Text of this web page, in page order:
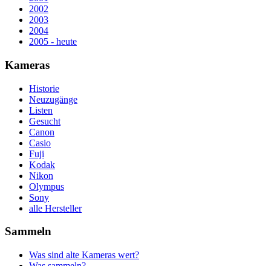
2002
2003
2004
2005 - heute
Kameras
Historie
Neuzugänge
Listen
Gesucht
Canon
Casio
Fuji
Kodak
Nikon
Olympus
Sony
alle Hersteller
Sammeln
Was sind alte Kameras wert?